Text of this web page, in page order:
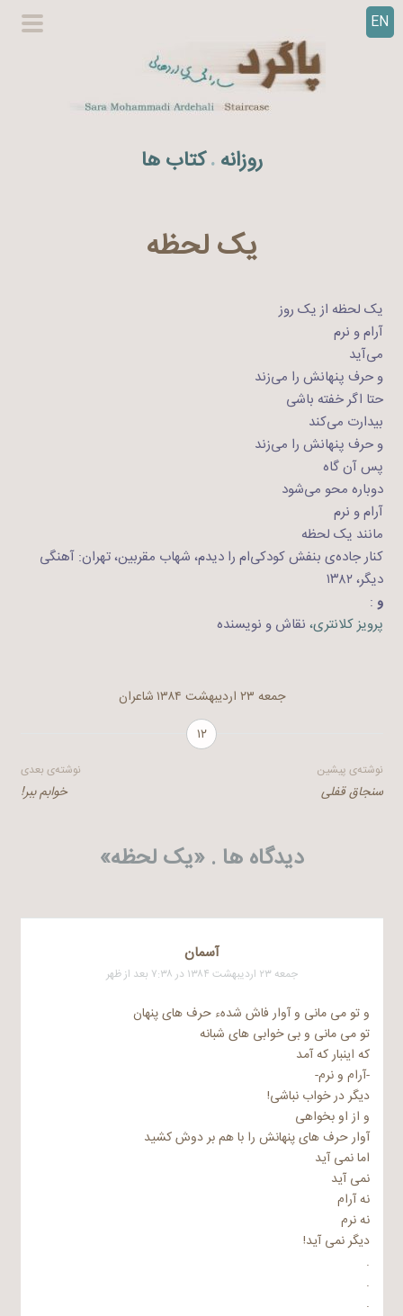
EN
روزانه . کتاب ها
یک لحظه
یک لحظه از یک روز
آرام و نرم
می‌آید
و حرف پنهانش را می‌زند
حتا اگر خفته باشی
بیدارت می‌کند
و حرف پنهانش را می‌زند
پس آن گاه
دوباره محو می‌شود
آرام و نرم
مانند یک لحظه
کنار جاده‌ی بنفش کودکی‌ام را دیدم، شهاب مقربین، تهران: آهنگی
دیگر، ۱۳۸۲
و :
پرویز کلانتری، نقاش و نویسنده
جمعه ۲۳ اردیبهشت ۱۳۸۴
شاعران
۱۲
راهبری
نوشته‌ی پیشین
سنجاق قفلی
نوشته‌ی بعدی
خوابم ببر!
دیدگاه ها . «یک لحظه»
آسمان
جمعه ۲۳ اردیبهشت ۱۳۸۴ در ۷:۳۸ بعد از ظهر
و تو می مانی و آوار فاش شدهء حرف های پنهان
تو می مانی و بی خوابی های شبانه
که اینبار که آمد
-آرام و نرم-
دیگر در خواب نباشی!
و از او بخواهی
آوار حرف های پنهانش را با هم بر دوش کشید
اما نمی آید
نمی آید
نه آرام
نه نرم
دیگر نمی آید!
.
.
.